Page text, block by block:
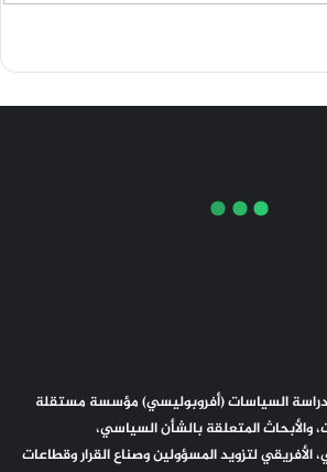
ودراسة السياسات (أفروبوليسي) مؤسسة مستقلة
والأبحاث المتعلقة بالشأن السياسي،
الأفريقي لتزويد المسؤولين وصناع القرار وقطاعات